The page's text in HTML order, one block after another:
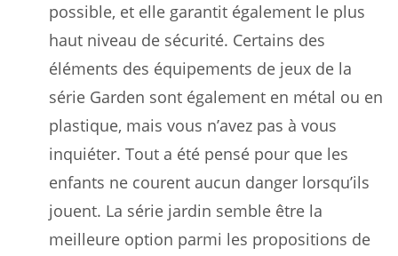
possible, et elle garantit également le plus
haut niveau de sécurité. Certains des
éléments des équipements de jeux de la
série Garden sont également en métal ou en
plastique, mais vous n’avez pas à vous
inquiéter. Tout a été pensé pour que les
enfants ne courent aucun danger lorsqu’ils
jouent. La série jardin semble être la
meilleure option parmi les propositions de